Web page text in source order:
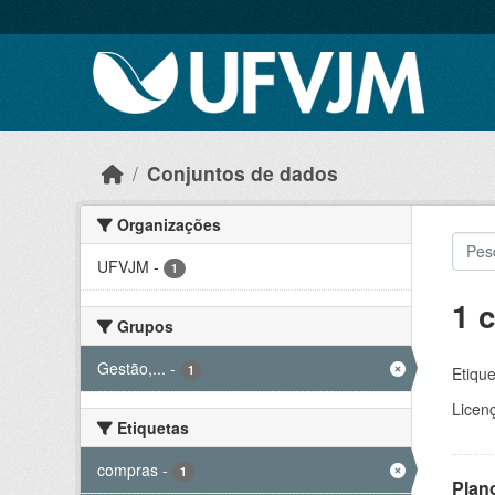
Conjuntos de dados
Organizações
UFVJM - 1
Grupos
Gestão,... - 1
Etiquetas
compras - 1
1